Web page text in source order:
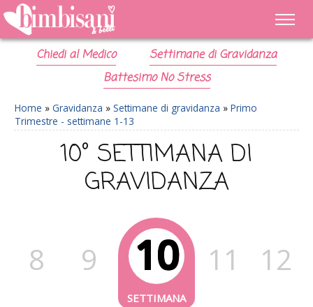
Chiedi al Medico
Settimane di Gravidanza
Battesimo No Stress
Home » Gravidanza » Settimane di gravidanza » Primo
Trimestre - settimane 1-13
10° SETTIMANA DI
GRAVIDANZA
8 9 10 11 12